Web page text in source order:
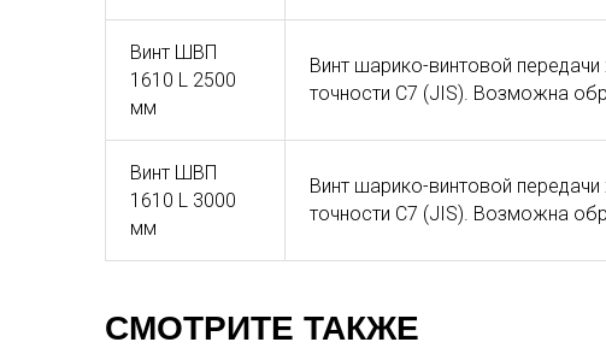
Винт ШВП
1610 L 2500
мм
Винт шарико-винтовой
точности C7 (JIS). Возможна
Винт ШВП
1610 L 3000
мм
Винт шарико-винтовой
точности C7 (JIS). Возможна
СМОТРИТЕ ТАКЖЕ